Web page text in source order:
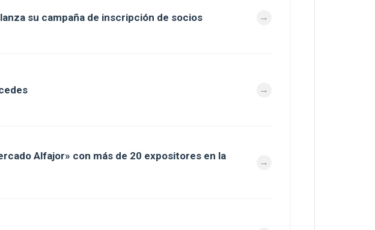
su campaña de inscripción de socios
Alfajor» con más de 20 expositores en la